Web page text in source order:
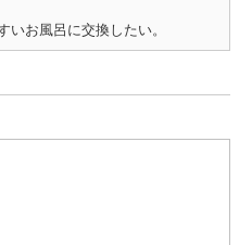
いお風呂に交換したい。